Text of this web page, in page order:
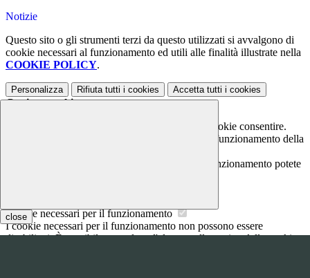
close
Notizie
Questo sito o gli strumenti terzi da questo utilizzati si avvalgono di
cookie necessari al funzionamento ed utili alle finalità illustrate nella
COOKIE POLICY.
Personalizza Rifiuta tutti i cookies Accetta tutti i cookies
Gestione cookie
In questa schermata è possibile scegliere quali cookie consentire.
I cookie necessari sono quelli che consentono il funzionamento della
Per conoscere quali sono i cookie necessari al funzionamento potete
Cookie necessari per il funzionamento
I cookie necessari per il funzionamento non possono essere
disabilitati. È possibile consultare l'elenco nella pagina della cookie